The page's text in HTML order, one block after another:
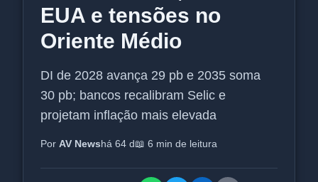
EUA e tensões no
Oriente Médio
DI de 2028 avança 29 pb e 2035 soma
30 pb; bancos recalibram Selic e
projetam inflação mais elevada
Por AV Newshá 64 d📖 6 min de leitura